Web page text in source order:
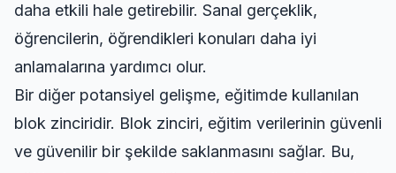
daha etkili hale getirebilir. Sanal gerçeklik,
öğrencilerin, öğrendikleri konuları daha iyi
anlamalarına yardımcı olur.
Bir diğer potansiyel gelişme, eğitimde kullanılan
blok zinciridir. Blok zinciri, eğitim verilerinin güvenli
ve güvenilir bir şekilde saklanmasını sağlar. Bu,